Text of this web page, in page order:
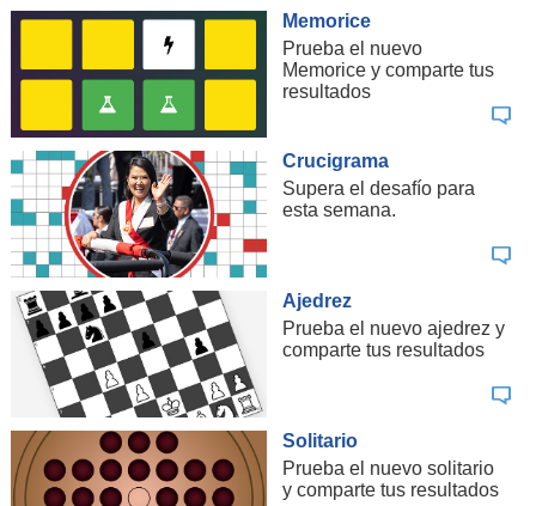
Memorice
Prueba el nuevo
Memorice y comparte tus
resultados
Crucigrama
Supera el desafío para
esta semana.
Ajedrez
Prueba el nuevo ajedrez y
comparte tus resultados
Solitario
Prueba el nuevo solitario
y comparte tus resultados